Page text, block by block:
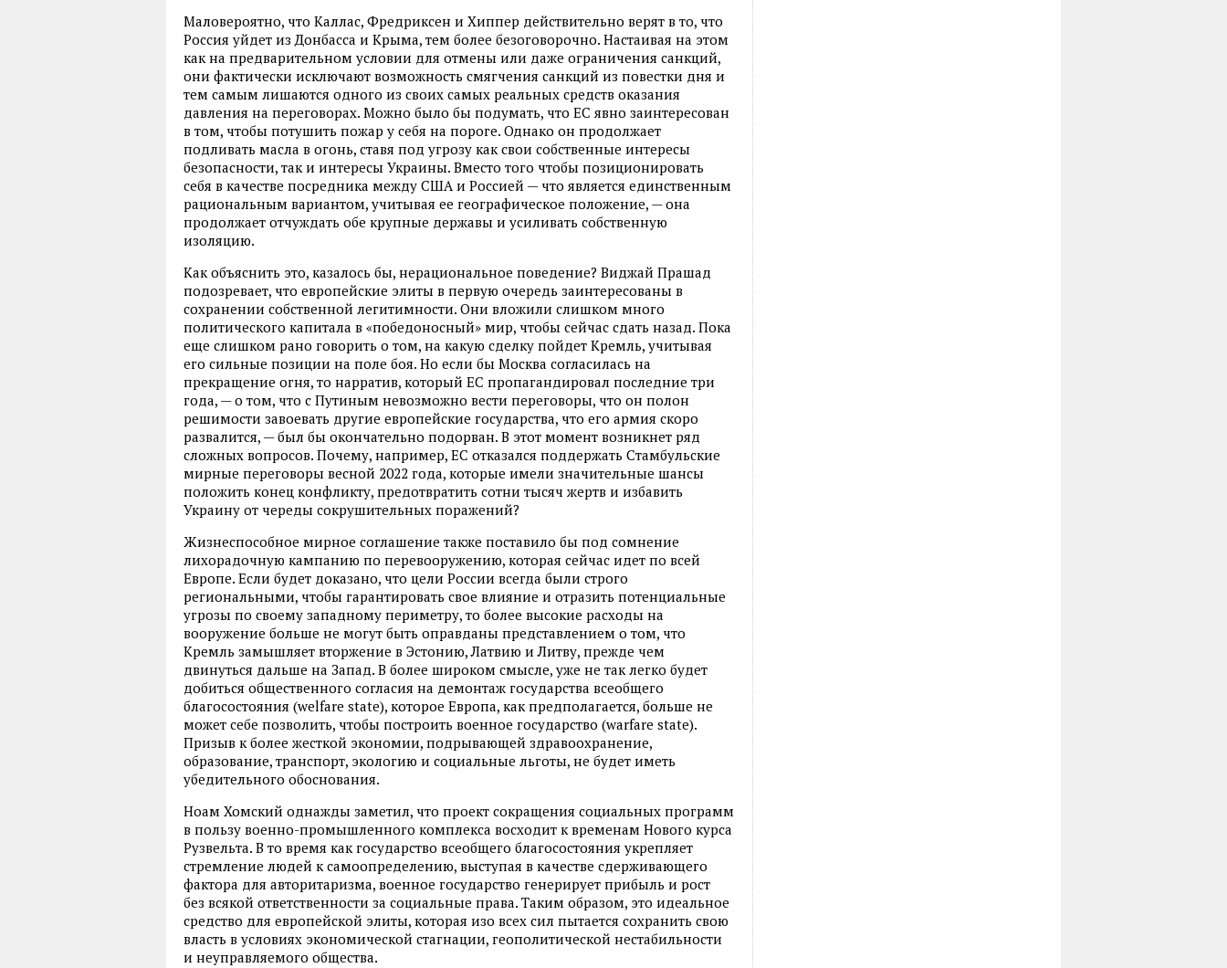
Маловероятно, что Каллас, Фредриксен и Хиппер действительно верят в то, что
Россия уйдет из Донбасса и Крыма, тем более безоговорочно. Настаивая на этом
как на предварительном условии для отмены или даже ограничения санкций,
они фактически исключают возможность смягчения санкций из повестки дня и
тем самым лишаются одного из своих самых реальных средств оказания
давления на переговорах. Можно было бы подумать, что ЕС явно заинтересован
в том, чтобы потушить пожар у себя на пороге. Однако он продолжает
подливать масла в огонь, ставя под угрозу как свои собственные интересы
безопасности, так и интересы Украины. Вместо того чтобы позиционировать
себя в качестве посредника между США и Россией — что является единственным
рациональным вариантом, учитывая ее географическое положение, — она
продолжает отчуждать обе крупные державы и усиливать собственную
изоляцию.
Как объяснить это, казалось бы, нерациональное поведение? Виджай Прашад
подозревает, что европейские элиты в первую очередь заинтересованы в
сохранении собственной легитимности. Они вложили слишком много
политического капитала в «победоносный» мир, чтобы сейчас сдать назад. Пока
еще слишком рано говорить о том, на какую сделку пойдет Кремль, учитывая
его сильные позиции на поле боя. Но если бы Москва согласилась на
прекращение огня, то нарратив, который ЕС пропагандировал последние три
года, — о том, что с Путиным невозможно вести переговоры, что он полон
решимости завоевать другие европейские государства, что его армия скоро
развалится, — был бы окончательно подорван. В этот момент возникнет ряд
сложных вопросов. Почему, например, ЕС отказался поддержать Стамбульские
мирные переговоры весной 2022 года, которые имели значительные шансы
положить конец конфликту, предотвратить сотни тысяч жертв и избавить
Украину от череды сокрушительных поражений?
Жизнеспособное мирное соглашение также поставило бы под сомнение
лихорадочную кампанию по перевооружению, которая сейчас идет по всей
Европе. Если будет доказано, что цели России всегда были строго
региональными, чтобы гарантировать свое влияние и отразить потенциальные
угрозы по своему западному периметру, то более высокие расходы на
вооружение больше не могут быть оправданы представлением о том, что
Кремль замышляет вторжение в Эстонию, Латвию и Литву, прежде чем
двинуться дальше на Запад. В более широком смысле, уже не так легко будет
добиться общественного согласия на демонтаж государства всеобщего
благосостояния (welfare state), которое Европа, как предполагается, больше не
может себе позволить, чтобы построить военное государство (warfare state).
Призыв к более жесткой экономии, подрывающей здравоохранение,
образование, транспорт, экологию и социальные льготы, не будет иметь
убедительного обоснования.
Ноам Хомский однажды заметил, что проект сокращения социальных программ
в пользу военно-промышленного комплекса восходит к временам Нового курса
Рузвельта. В то время как государство всеобщего благосостояния укрепляет
стремление людей к самоопределению, выступая в качестве сдерживающего
фактора для авторитаризма, военное государство генерирует прибыль и рост
без всякой ответственности за социальные права. Таким образом, это идеальное
средство для европейской элиты, которая изо всех сил пытается сохранить свою
власть в условиях экономической стагнации, геополитической нестабильности
и неуправляемого общества.